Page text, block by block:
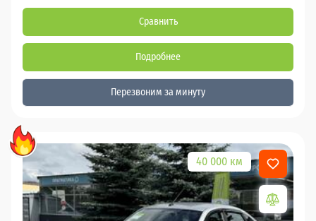
Сравнить
Подробнее
Перезвоним за минуту
40 000 км